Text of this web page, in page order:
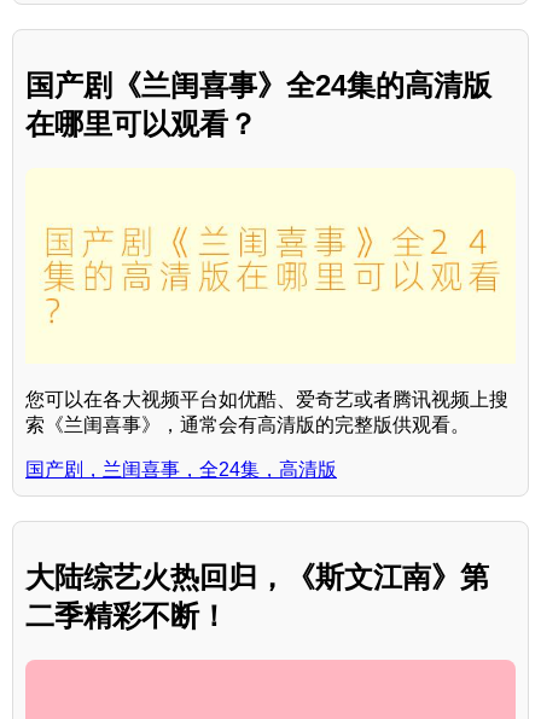
国产剧《兰闺喜事》全24集的高清版
在哪里可以观看？
您可以在各大视频平台如优酷、爱奇艺或者腾讯视频上搜
索《兰闺喜事》，通常会有高清版的完整版供观看。
国产剧，兰闺喜事，全24集，高清版
大陆综艺火热回归，《斯文江南》第
二季精彩不断！